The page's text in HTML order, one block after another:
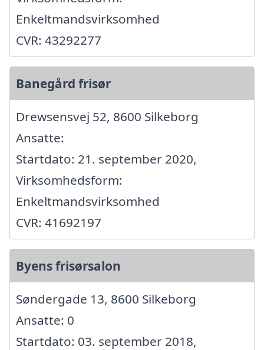
Enkeltmandsvirksomhed
CVR: 43292277
Banegård frisør
Drewsensvej 52, 8600 Silkeborg
Ansatte:
Startdato: 21. september 2020,
Virksomhedsform:
Enkeltmandsvirksomhed
CVR: 41692197
Byens frisørsalon
Søndergade 13, 8600 Silkeborg
Ansatte: 0
Startdato: 03. september 2018,